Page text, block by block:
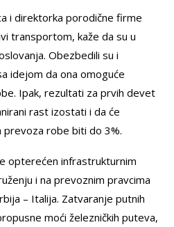
i direktorka porodične firme
transportom, kaže da su u
Obezbedili su i
idejom da ona omoguće
Ipak, rezultati za prvih devet
rast izostati i da će
prevoza robe biti do 3%.
opterećen infrastrukturnim
i na prevoznim pravcima
– Italija. Zatvaranje putnih
moći železničkih puteva,